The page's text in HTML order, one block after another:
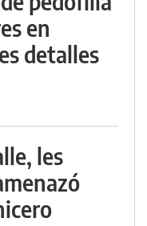
en
detalles
les